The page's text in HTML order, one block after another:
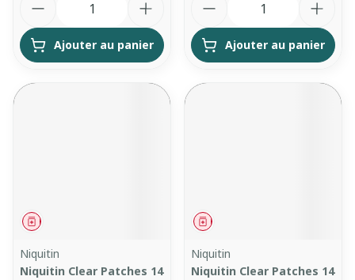
Ajouter au panier Ajouter au panier
Médicament
Niquitin
Niquitin Clear Patches 14
Médicament
Niquitin
Niquitin Clear Patches 14